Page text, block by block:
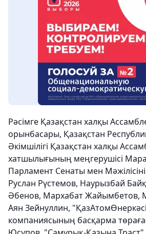
Рәсімге Қазақстан халқы
орынбасары, Қазақстан
Әкімшілігі Қазақстан халқы
хатшылығының меңгерушісі
Парламент Сенаты мен
Руслан Рүстемов, Наурызбай
Әбенов, Мархабат Жайымбетов,
Аян Зейнуллин,
компаниясының басқарма